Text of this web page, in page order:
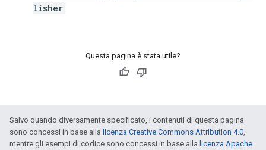
lisher
Questa pagina è stata utile?
Salvo quando diversamente specificato, i contenuti di questa pagina
sono concessi in base alla licenza Creative Commons Attribution 4.0,
mentre gli esempi di codice sono concessi in base alla licenza Apache